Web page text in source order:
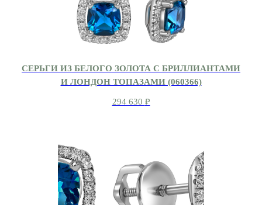
СЕРЬГИ ИЗ БЕЛОГО ЗОЛОТА С БРИЛЛИАНТАМИ
И ЛОНДОН ТОПАЗАМИ (060366)
294 630 ₽